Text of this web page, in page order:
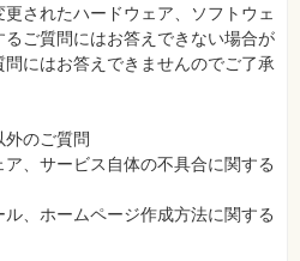
されたハードウェア、ソフトウェ
ご質問にはお答えできない場合が
にはお答えできませんのでご了承
外のご質問
ア、サービス自体の不具合に関する
ル、ホームページ作成方法に関する